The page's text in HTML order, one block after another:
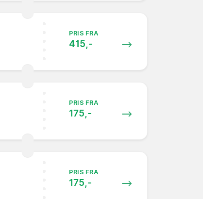
PRIS FRA
415,-
PRIS FRA
175,-
PRIS FRA
175,-